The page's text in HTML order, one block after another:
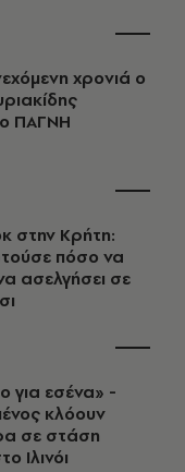
χρονιά ο
ΠΑΓΝΗ
στην Κρήτη:
πόσο να
ασελγήσει σε
για εσένα» -
κλόουν
σε στάση
Ιλινόι